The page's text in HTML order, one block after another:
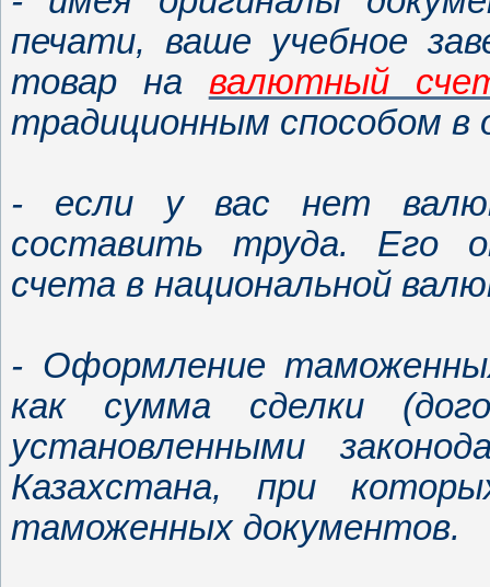
печати, ваше учебное
товар на валютный
традиционным способом в
- если у вас нет
составить труда. Его
счета в национальной
- Оформление
как сумма сделки
установленными
Казахстана, при
таможенных документов.